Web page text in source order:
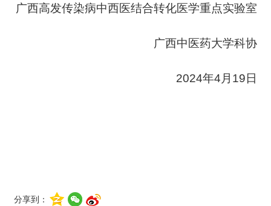
广西高发传染病中西医结合转化医学重点实验室
广西中医药大学科协
2024年4月19日
分享到：